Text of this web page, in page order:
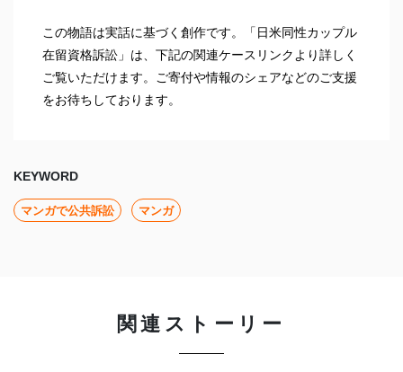
この物語は実話に基づく創作です。「日米同性カップル
在留資格訴訟」は、下記の関連ケースリンクより詳しく
ご覧いただけます。ご寄付や情報のシェアなどのご支援
をお待ちしております。
KEYWORD
マンガで公共訴訟 マンガ
関連ストーリー